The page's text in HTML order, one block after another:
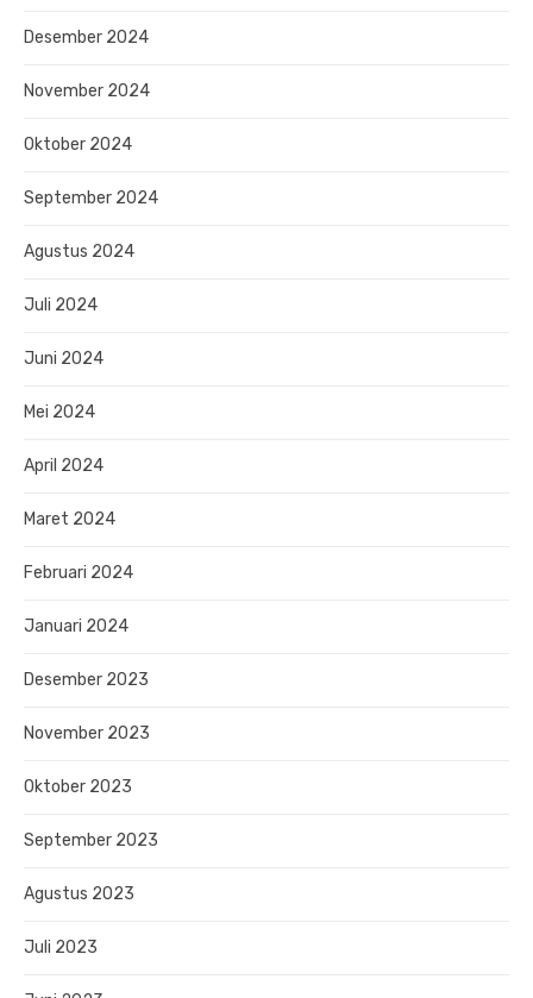
Desember 2024
November 2024
Oktober 2024
September 2024
Agustus 2024
Juli 2024
Juni 2024
Mei 2024
April 2024
Maret 2024
Februari 2024
Januari 2024
Desember 2023
November 2023
Oktober 2023
September 2023
Agustus 2023
Juli 2023